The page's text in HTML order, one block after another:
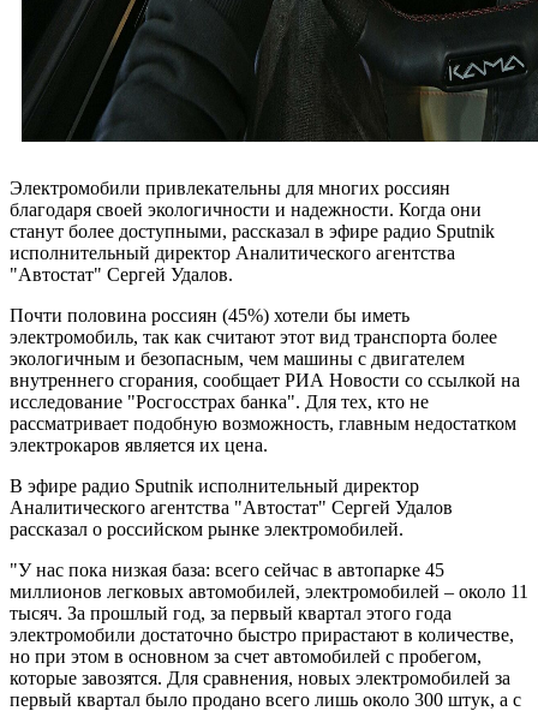
Электромобили привлекательны для многих россиян
благодаря своей экологичности и надежности. Когда они
станут более доступными, рассказал в эфире радио Sputnik
исполнительный директор Аналитического агентства
"Автостат" Сергей Удалов.
Почти половина россиян (45%) хотели бы иметь
электромобиль, так как считают этот вид транспорта более
экологичным и безопасным, чем машины с двигателем
внутреннего сгорания, сообщает РИА Новости со ссылкой на
исследование "Росгосстрах банка". Для тех, кто не
рассматривает подобную возможность, главным недостатком
электрокаров является их цена.
В эфире радио Sputnik исполнительный директор
Аналитического агентства "Автостат" Сергей Удалов
рассказал о российском рынке электромобилей.
"У нас пока низкая база: всего сейчас в автопарке 45
миллионов легковых автомобилей, электромобилей – около 11
тысяч. За прошлый год, за первый квартал этого года
электромобили достаточно быстро прирастают в количестве,
но при этом в основном за счет автомобилей с пробегом,
которые завозятся. Для сравнения, новых электромобилей за
первый квартал было продано всего лишь около 300 штук, а с